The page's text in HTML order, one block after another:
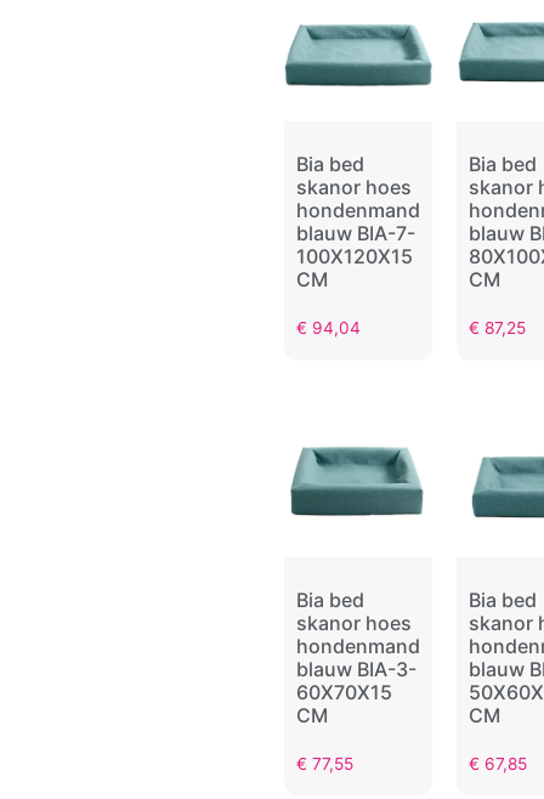
Bia bed
skanor hoes
hondenmand
blauw BIA-7-
100X120X15
CM
€ 94,04
Bia bed
skanor
blauw
CM
€ 87,25
Bia bed
skanor hoes
hondenmand
blauw BIA-3-
60X70X15
CM
€ 77,55
Bia bed
skanor
blauw
CM
€ 67,85